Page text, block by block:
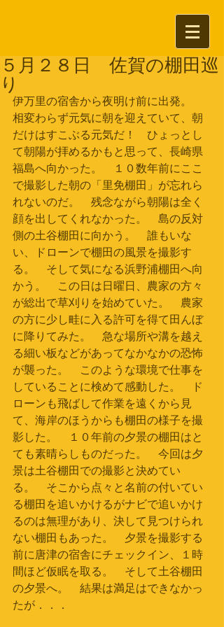
５月２８日 佐賀の棚田巡
り
伊万里の宿舎から夜明け前に出発。
相変わらず元気に朝を迎えていて、朝
だけはすこぶる元気だ！　ひょっとし
て朝陽が拝めるかもと思って、長崎県
福島へ向かった。　１０数年前にここ
で撮影した朝の「里免棚田」が忘れら
れないのだ。　残念ながら朝陽は全く
顔を出してくれなかった。　島の反対
側の土谷棚田に向かう。　誰もいな
い、ドローンで棚田の風景を撮影す
る。　そして気になる浜野浦棚田へ向
かう。　この日は日曜日、農家の方々
が総出で草刈りを始めていた。　農家
の方に少し畦に入る許可を得て田んぼ
に降りてみた。　急な場所や溝を越え
る細い板などがあってなかなかの恐怖
が襲った。　このような環境で仕事を
していることに検めて感動した。　ド
ローンも飛ばして作業を遠くから見
て、海岸のほうからも棚田の様子を撮
影した。　１０年前の夕景の棚田はと
ても素晴らしものだった。　今回は夕
景は土谷棚田での撮影と決めてい
る。　そこから点々と名前の付いてい
る棚田を追いかけるがナビで追いかけ
るのは無理があり、決して見つけられ
ない棚田もあった。　夕景を撮影する
前に唐津の宿舎にチェックイン、１時
間ほど仮眠を取る。　そして土谷棚田
の夕景へ。　結果は満足はできなかっ
たが．．．